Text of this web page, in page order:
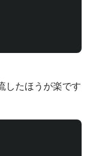
したほうが楽です